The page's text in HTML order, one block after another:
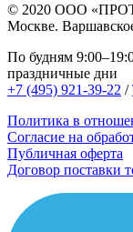
© 2020 ООО
Москве.
По будням
праздничные дни
+7 (495) 921-39-22 /
Политика в
Согласие на
Публичная оферта
Договор поставки